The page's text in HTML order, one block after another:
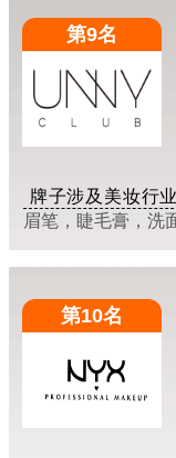
第9名
牌子涉及美妆行业
眉笔，睫毛膏，洗
第10名